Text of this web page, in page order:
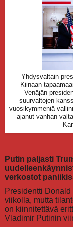
Yhdysvaltain
Kiinaan
Venäjän
suurvaltojen
vuosikymmeniä
ajanut vanhan
Putin paljasti
verkostot
Presidentti
viikolla, mutta
on kiinnitettävä
Vladimir Putinin